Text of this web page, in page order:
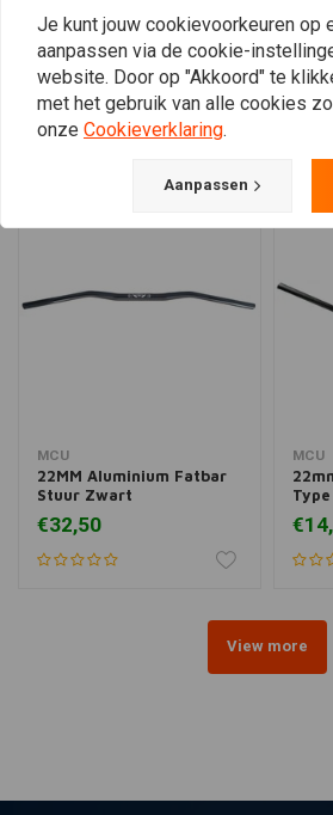
Plaats ook een
Vergelijkbare producten
MCU
22MM Aluminium Fatbar
Stuur Zwart
€32,50
MCU
View more
Je kunt jouw cookievoorkeuren op
aanpassen via de cookie-
website. Door op "Akkoord" te
met het gebruik van alle cookies
onze Cookieverklaring.
Aanpassen